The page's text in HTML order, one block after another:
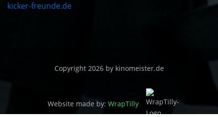
kicker-freunde.de
Copyright 2026 by kinomeister.de
Website made by: WrapTilly